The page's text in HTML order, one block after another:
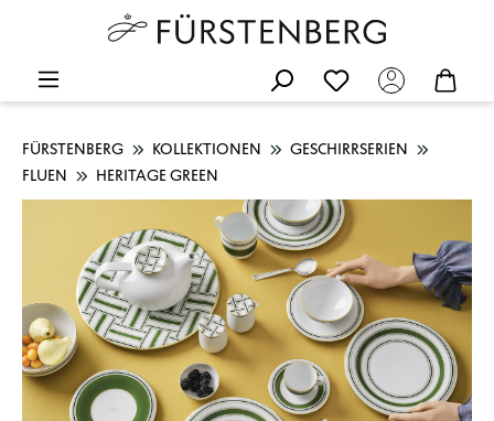
FÜRSTENBERG KOLLEKTIONEN
GESCHIRRSERIEN
FLUEN
HERITAGE GREEN